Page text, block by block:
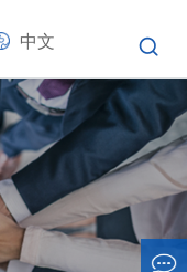
中文